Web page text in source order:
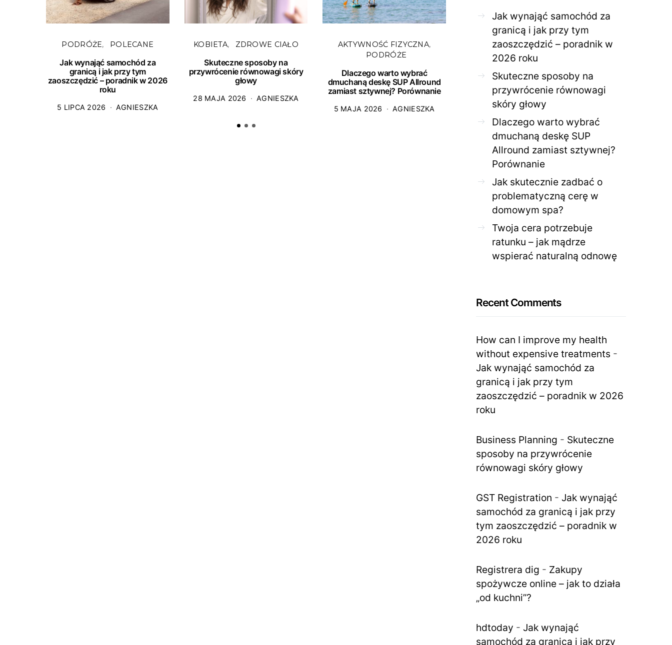
PODRÓŻE POLECANE
Jak wynająć samochód za
granicą i jak przy tym
zaoszczędzić – poradnik w 2026
roku
5 LIPCA 2026 AGNIESZKA
KOBIETA ZDROWE CIAŁO
Skuteczne sposoby na
przywrócenie równowagi skóry
głowy
28 MAJA 2026 AGNIESZKA
AKTYWNOŚĆ FIZYCZNA
PODRÓŻE
Dlaczego warto wybrać
dmuchaną deskę SUP Allround
zamiast sztywnej? Porównanie
5 MAJA 2026 AGNIESZKA
ZDROWE CIAŁO
Jak skutecznie zadbać o
problematyczną cerę w
domowym spa?
28 KWIETNIA 2026 27 KWIETNIA 2026
Jak wynająć samochód za
granicą i jak przy tym
zaoszczędzić – poradnik w
2026 roku
Skuteczne sposoby na
przywrócenie równowagi
skóry głowy
Dlaczego warto wybrać
dmuchaną deskę SUP
Allround zamiast sztywnej?
Porównanie
Jak skutecznie zadbać o
problematyczną cerę w
domowym spa?
Twoja cera potrzebuje
ratunku – jak mądrze
wspierać naturalną odnowę
Recent Comments
How can I improve my health
without expensive treatments -
Jak wynająć samochód za
granicą i jak przy tym
zaoszczędzić – poradnik w 2026
roku
Business Planning - Skuteczne
sposoby na przywrócenie
równowagi skóry głowy
GST Registration - Jak wynająć
samochód za granicą i jak przy
tym zaoszczędzić – poradnik w
2026 roku
Registrera dig - Zakupy
spożywcze online – jak to działa
„od kuchni”?
hdtoday - Jak wynająć
samochód za granicą i jak przy